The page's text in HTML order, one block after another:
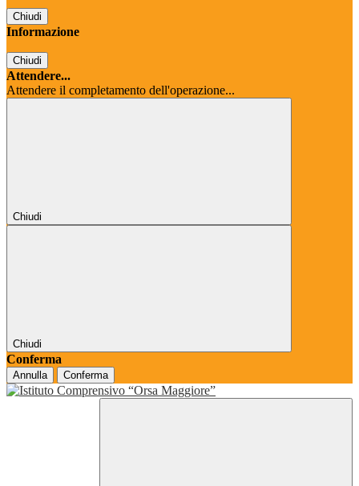
Chiudi
Informazione
Chiudi
Attendere...
Attendere il completamento dell'operazione...
Chiudi
Chiudi
Conferma
Annulla Conferma